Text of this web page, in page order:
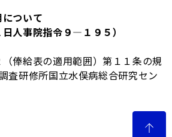
ついて
日人事院指令９―１９５）
俸給表の適用範囲）第１１条の規
査研修所国立水俣病総合研究セン